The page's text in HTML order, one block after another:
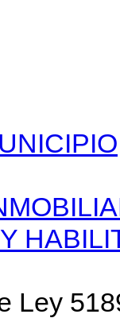
Ley